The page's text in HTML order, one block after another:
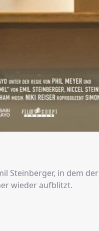
Steinberger, in dem der
wieder aufblitzt.